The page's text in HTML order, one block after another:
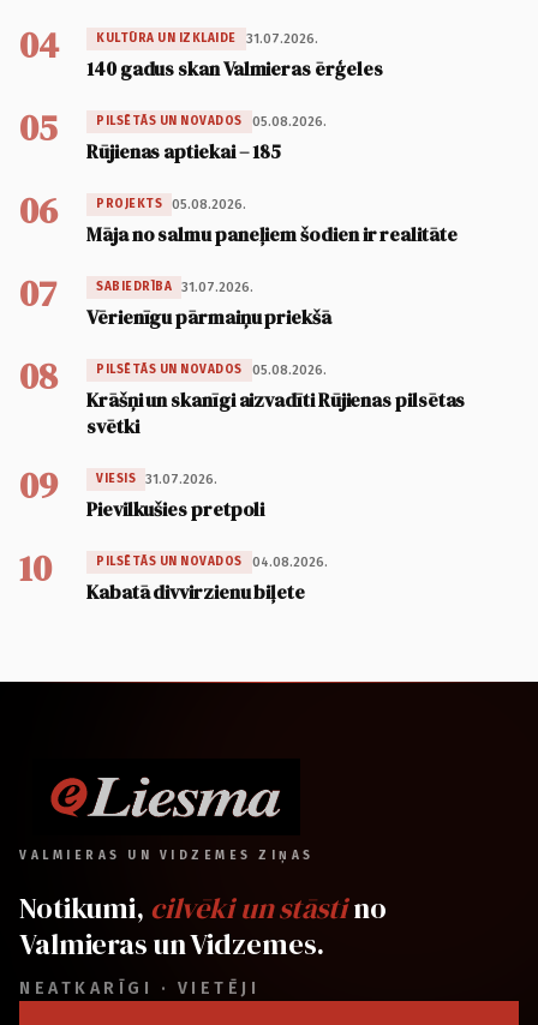
04 KULTŪRA UN IZKLAIDE 31.07.2026.
140 gadus skan Valmieras ērģeles
05 PILSĒTĀS UN NOVADOS 05.08.2026.
Rūjienas aptiekai – 185
06 PROJEKTS 05.08.2026.
Māja no salmu paneļiem šodien ir realitāte
07 SABIEDRĪBA 31.07.2026.
Vērienīgu pārmaiņu priekšā
08 PILSĒTĀS UN NOVADOS 05.08.2026.
Krāšņi un skanīgi aizvadīti Rūjienas pilsētas
svētki
09 VIESIS 31.07.2026.
Pievilkušies pretpoli
10 PILSĒTĀS UN NOVADOS 04.08.2026.
Kabatā divvirzienu biļete
VALMIERAS UN VIDZEMES ZIŅAS
Notikumi, cilvēki un stāstino
Valmieras un Vidzemes.
NEATKARĪGI · VIETĒJI